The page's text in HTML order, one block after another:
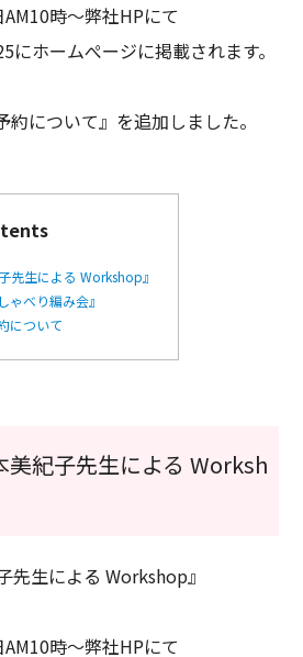
時〜弊社HPにて
にホームぺージに掲載されます。
約について』を追加しました。
先生による Workshop』
ゃべり編み会』
について
美紀子先生による Worksh
先生による Workshop』
時〜弊社HPにて